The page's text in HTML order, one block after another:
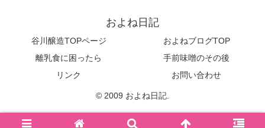
およね日記
谷川醸造TOPページ
およねブログTOP
離乳食に困ったら
手前味噌のその後
リンク
お問い合わせ
© 2009 およね日記.